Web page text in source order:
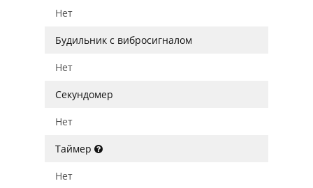
Нет
Будильник с вибросигналом
Нет
Секундомер
Нет
Таймер
Нет